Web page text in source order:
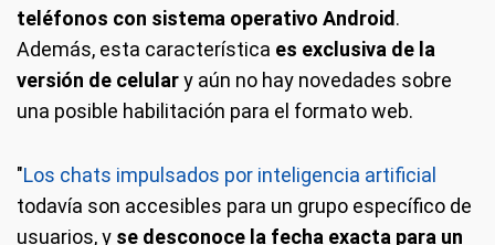
teléfonos con sistema operativo Android.
Además, esta característica es exclusiva de la
versión de celulary aún no hay novedades sobre
una posible habilitación para el formato web.
"Los chats impulsados por inteligencia artificial
todavía son accesibles para un grupo específico de
usuarios, y se desconoce la fecha exacta para un